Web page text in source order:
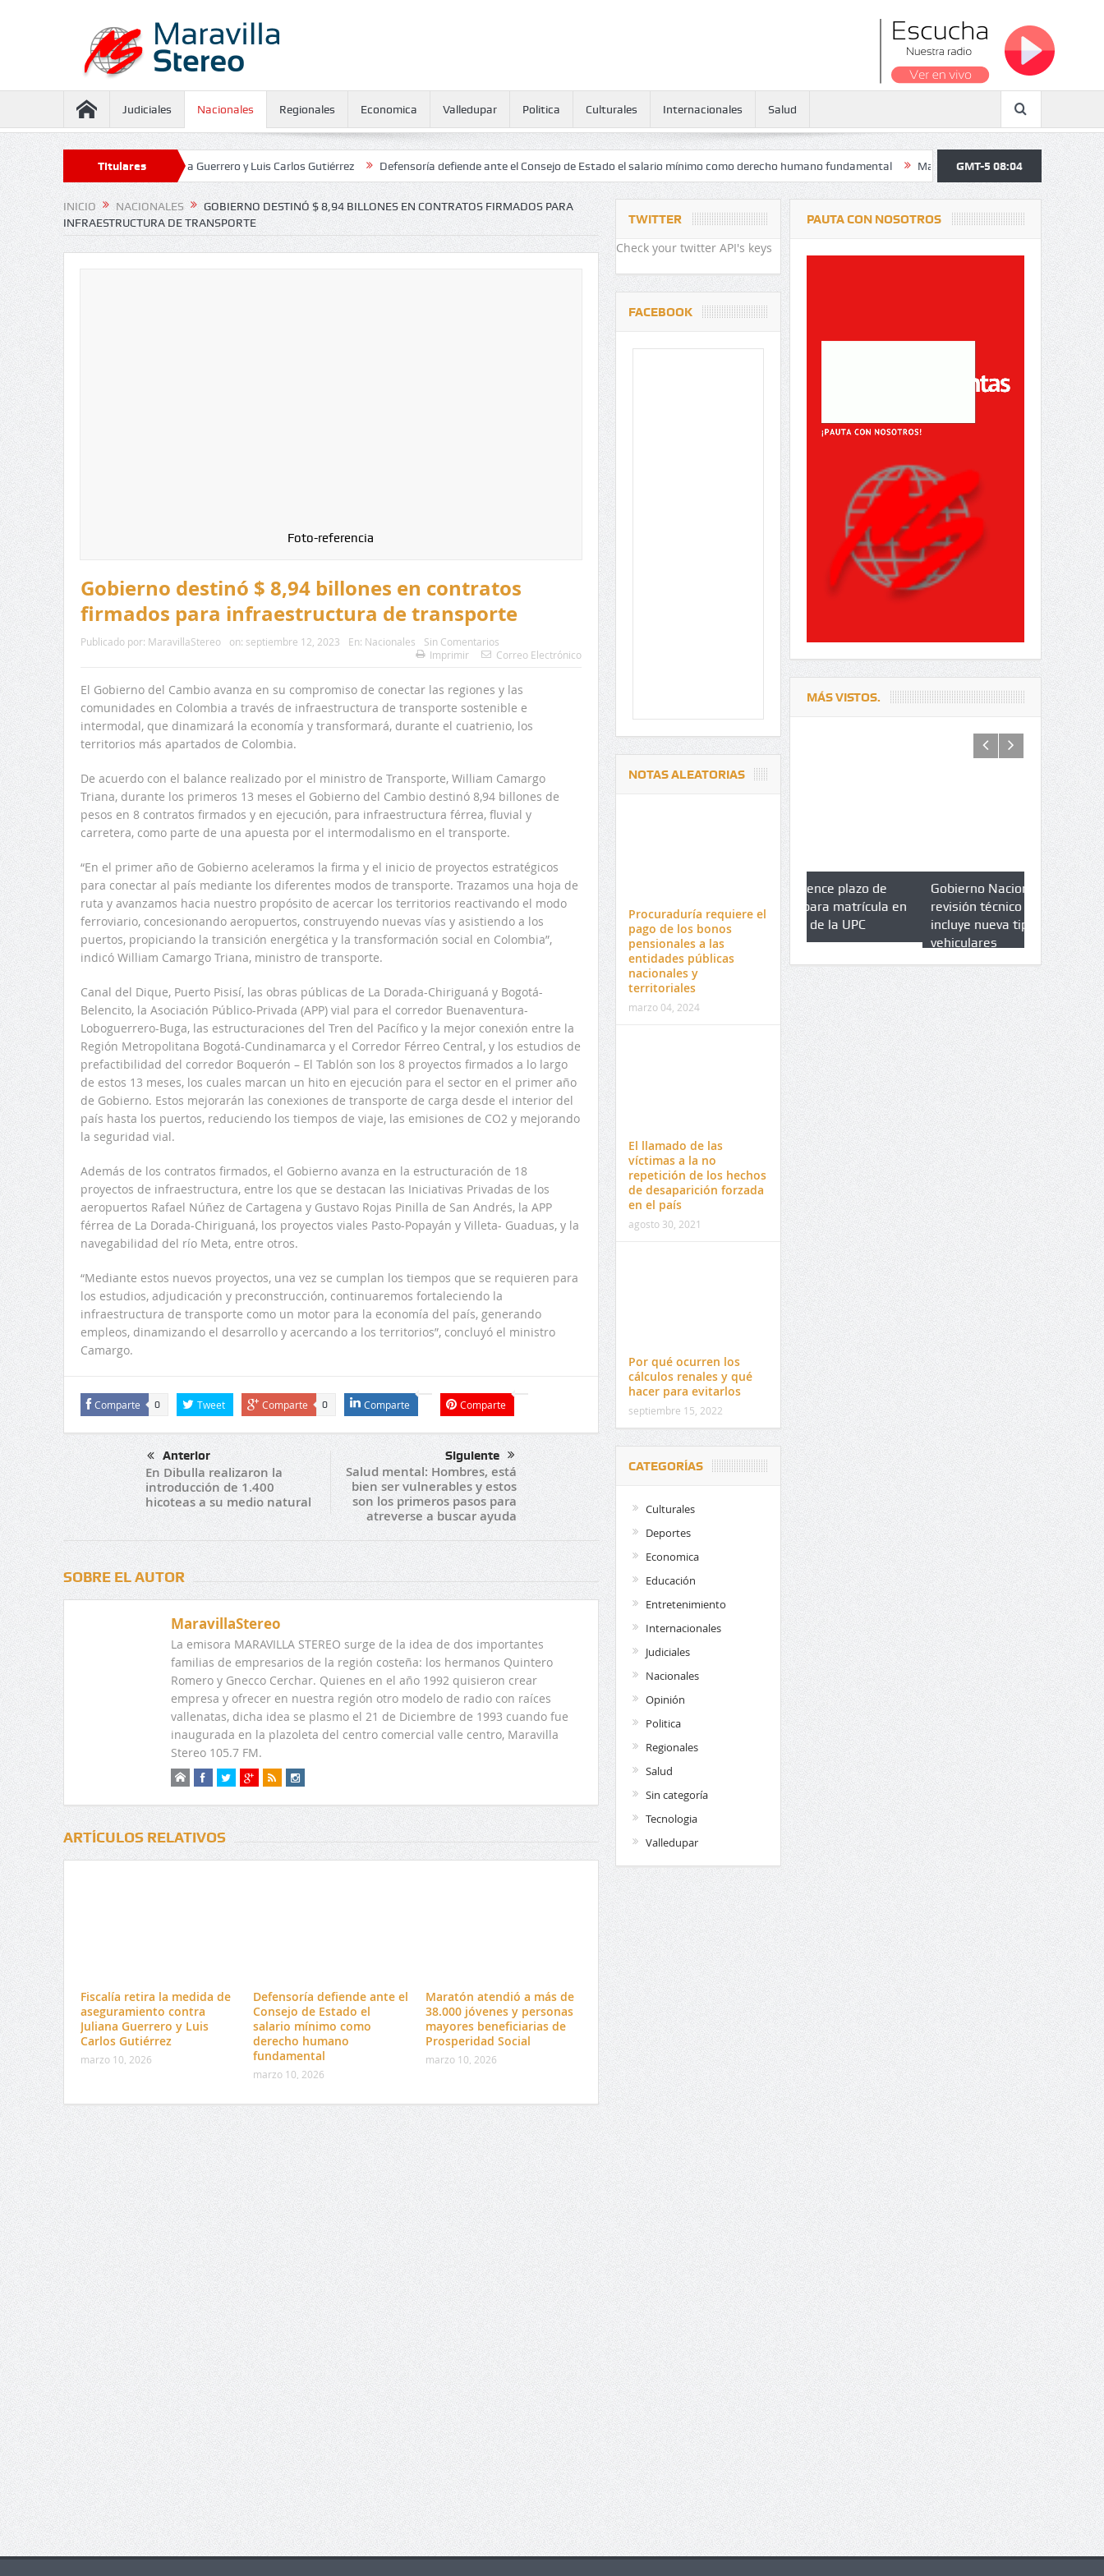
Judiciales Nacionales Regionales Economica Valledupar Politica Culturales Internacionales Salud
Titulares
contra Juliana Guerrero y Luis Carlos Gutiérrez Defensoría defiende ante el Consejo de Estado el salario mínimo como derecho humano fundamental Maratón atendió a más de 38.000 jóvenes y
GMT-5 08:04
INICIO NACIONALES
GOBIERNO DESTINÓ $ 8,94 BILLONES EN CONTRATOS FIRMADOS PARA
INFRAESTRUCTURA DE TRANSPORTE
Foto-referencia
Gobierno destinó $ 8,94 billones en contratos
firmados para infraestructura de transporte
Publicado por: MaravillaStereo on: septiembre 12, 2023 En: Nacionales
Sin Comentarios
Imprimir
Correo Electrónico
El Gobierno del Cambio avanza en su compromiso de conectar las regiones y las
comunidades en Colombia a través de infraestructura de transporte sostenible e
intermodal, que dinamizará la economía y transformará, durante el cuatrienio, los
territorios más apartados de Colombia.
De acuerdo con el balance realizado por el ministro de Transporte, William Camargo
Triana, durante los primeros 13 meses el Gobierno del Cambio destinó 8,94 billones de
pesos en 8 contratos firmados y en ejecución, para infraestructura férrea, fluvial y
carretera, como parte de una apuesta por el intermodalismo en el transporte.
“En el primer año de Gobierno aceleramos la firma y el inicio de proyectos estratégicos
para conectar al país mediante los diferentes modos de transporte. Trazamos una hoja de
ruta y avanzamos hacia nuestro propósito de acercar los territorios reactivando el modo
ferroviario, concesionando aeropuertos, construyendo nuevas vías y asistiendo a los
puertos, propiciando la transición energética y la transformación social en Colombia”,
indicó William Camargo Triana, ministro de transporte.
Canal del Dique, Puerto Pisisí, las obras públicas de La Dorada-Chiriguaná y Bogotá-
Belencito, la Asociación Público-Privada (APP) vial para el corredor Buenaventura-
Loboguerrero-Buga, las estructuraciones del Tren del Pacífico y la mejor conexión entre la
Región Metropolitana Bogotá-Cundinamarca y el Corredor Férreo Central, y los estudios de
prefactibilidad del corredor Boquerón – El Tablón son los 8 proyectos firmados a lo largo
de estos 13 meses, los cuales marcan un hito en ejecución para el sector en el primer año
de Gobierno. Estos mejorarán las conexiones de transporte de carga desde el interior del
país hasta los puertos, reduciendo los tiempos de viaje, las emisiones de CO2 y mejorando
la seguridad vial.
Además de los contratos firmados, el Gobierno avanza en la estructuración de 18
proyectos de infraestructura, entre los que se destacan las Iniciativas Privadas de los
aeropuertos Rafael Núñez de Cartagena y Gustavo Rojas Pinilla de San Andrés, la APP
férrea de La Dorada-Chiriguaná, los proyectos viales Pasto-Popayán y Villeta- Guaduas, y la
navegabilidad del río Meta, entre otros.
“Mediante estos nuevos proyectos, una vez se cumplan los tiempos que se requieren para
los estudios, adjudicación y preconstrucción, continuaremos fortaleciendo la
infraestructura de transporte como un motor para la economía del país, generando
empleos, dinamizando el desarrollo y acercando a los territorios”, concluyó el ministro
Camargo.
Comparte 0 Tweet Comparte 0 Comparte Comparte
Anterior
En Dibulla realizaron la
introducción de 1.400
hicoteas a su medio natural
Siguiente
Salud mental: Hombres, está
bien ser vulnerables y estos
son los primeros pasos para
atreverse a buscar ayuda
SOBRE EL AUTOR
MaravillaStereo
La emisora MARAVILLA STEREO surge de la idea de dos importantes
familias de empresarios de la región costeña: los hermanos Quintero
Romero y Gnecco Cerchar. Quienes en el año 1992 quisieron crear
empresa y ofrecer en nuestra región otro modelo de radio con raíces
vallenatas, dicha idea se plasmo el 21 de Diciembre de 1993 cuando fue
inaugurada en la plazoleta del centro comercial valle centro, Maravilla
Stereo 105.7 FM.
ARTÍCULOS RELATIVOS
Fiscalía retira la medida de
aseguramiento contra
Juliana Guerrero y Luis
Carlos Gutiérrez
marzo 10, 2026
Defensoría defiende ante el
Consejo de Estado el
salario mínimo como
derecho humano
fundamental
marzo 10, 2026
Maratón atendió a más de
38.000 jóvenes y personas
mayores beneficiarias de
Prosperidad Social
marzo 10, 2026
TWITTER
Check your twitter API's keys
FACEBOOK
NOTAS ALEATORIAS
Procuraduría requiere el
pago de los bonos
pensionales a las
entidades públicas
nacionales y
territoriales
marzo 04, 2024
El llamado de las
víctimas a la no
repetición de los hechos
de desaparición forzada
en el país
agosto 30, 2021
Por qué ocurren los
cálculos renales y qué
hacer para evitarlos
septiembre 15, 2022
CATEGORÍAS
Culturales
Deportes
Economica
Educación
Entretenimiento
Internacionales
Judiciales
Nacionales
Opinión
Politica
Regionales
Salud
Sin categoría
Tecnologia
Valledupar
PAUTA CON NOSOTROS
MÁS VISTOS.
Delwin Jiménez, nuevo Contralor
Departamental del Cesar
El 17 de enero vence plazo de
venta de pines para matrícula en
preuniversitario de la UPC
Gobierno Nacional amplia
revisión técnico mecánica e
incluye nueva tipologías
vehiculares
Qué es un
cuáles son